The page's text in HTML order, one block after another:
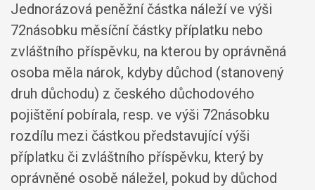
Jednorázová peněžní částka náleží ve výši
72násobku měsíční částky příplatku nebo
zvláštního příspěvku, na kterou by oprávněná
osoba měla nárok, kdyby důchod (stanovený
druh důchodu) z českého důchodového
pojištění pobírala, resp. ve výši 72násobku
rozdílu mezi částkou představující výši
příplatku či zvláštního příspěvku, který by
oprávněné osobě náležel, pokud by důchod